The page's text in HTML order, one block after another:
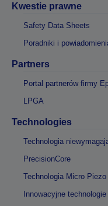
Kwestie prawne
Safety Data Sheets
Poradniki i
Partners
Portal partnerów firmy
LPGA
Technologies
Technologia
PrecisionCore
Technologia Micro Piezo
Innowacyjne technologie